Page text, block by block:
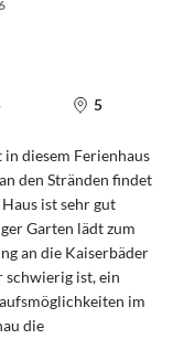
5
diesem Ferienhaus
den Stränden findet
ist sehr gut
Garten lädt zum
an die Kaiserbäder
schwierig ist, ein
im
die